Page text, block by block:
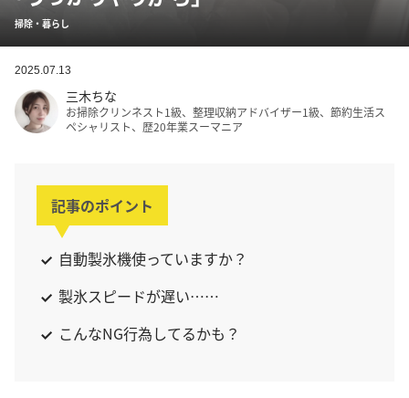
掃除・暮らし
2025.07.13
三木ちな
お掃除クリンネスト1級、整理収納アドバイザー1級、節約生活ス
ペシャリスト、歴20年業スーマニア
記事のポイント
自動製氷機使っていますか？
製氷スピードが遅い……
こんなNG行為してるかも？